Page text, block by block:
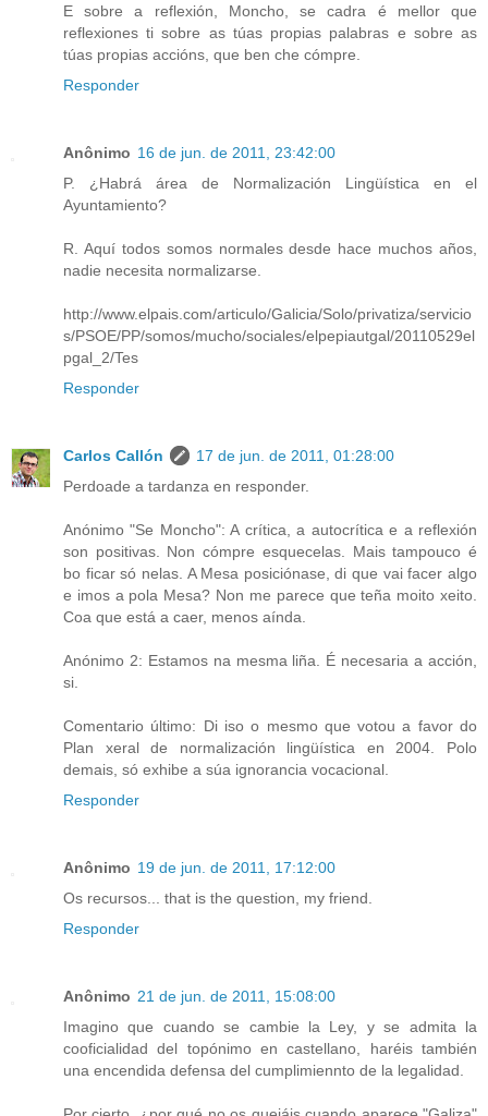
E sobre a reflexión, Moncho, se cadra é mellor que
reflexiones ti sobre as túas propias palabras e sobre as
túas propias accións, que ben che cómpre.
Responder
Anônimo 16 de jun. de 2011, 23:42:00
P. ¿Habrá área de Normalización Lingüística en el
Ayuntamiento?
R. Aquí todos somos normales desde hace muchos años,
nadie necesita normalizarse.
http://www.elpais.com/articulo/Galicia/Solo/privatiza/servicio
s/PSOE/PP/somos/mucho/sociales/elpepiautgal/20110529el
pgal_2/Tes
Responder
Carlos Callón
17 de jun. de 2011, 01:28:00
Perdoade a tardanza en responder.
Anónimo "Se Moncho": A crítica, a autocrítica e a reflexión
son positivas. Non cómpre esquecelas. Mais tampouco é
bo ficar só nelas. A Mesa posiciónase, di que vai facer algo
e imos a pola Mesa? Non me parece que teña moito xeito.
Coa que está a caer, menos aínda.
Anónimo 2: Estamos na mesma liña. É necesaria a acción,
si.
Comentario último: Di iso o mesmo que votou a favor do
Plan xeral de normalización lingüística en 2004. Polo
demais, só exhibe a súa ignorancia vocacional.
Responder
Anônimo 19 de jun. de 2011, 17:12:00
Os recursos... that is the question, my friend.
Responder
Anônimo 21 de jun. de 2011, 15:08:00
Imagino que cuando se cambie la Ley, y se admita la
cooficialidad del topónimo en castellano, haréis también
una encendida defensa del cumplimiennto de la legalidad.